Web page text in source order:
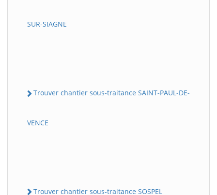
SUR-SIAGNE
Trouver chantier sous-traitance SAINT-PAUL-DE-
VENCE
Trouver chantier sous-traitance SOSPEL